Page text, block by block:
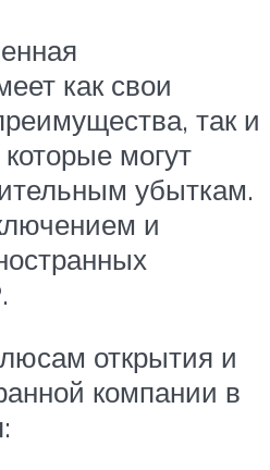
как свои
так и
могут
убыткам.
и
открытия и
компании в